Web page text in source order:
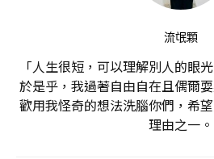
流氓顆
「人生很短，可以理解別人的眼
於是乎，我過著自由自在且偶爾
歡用我怪奇的想法洗腦你們，希
理由之一。